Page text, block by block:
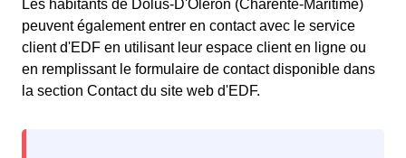
Les habitants de Dolus-D'Oléron (Charente-Maritime)
peuvent également entrer en contact avec le service
client d'EDF en utilisant leur espace client en ligne ou
en remplissant le formulaire de contact disponible dans
la section Contact du site web d'EDF.